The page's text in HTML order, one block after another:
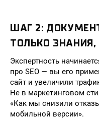
ШАГ 2:
ТОЛЬКО ЗНАНИЯ,
Экспертность
про SEO — вы его
сайт и увеличили
Не в маркетинговом
«Как мы снизили
мобильной версии».